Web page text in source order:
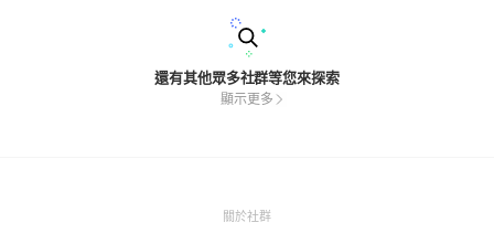
還有其他眾多社群等您來探索
顯示更多
關於社群(Open